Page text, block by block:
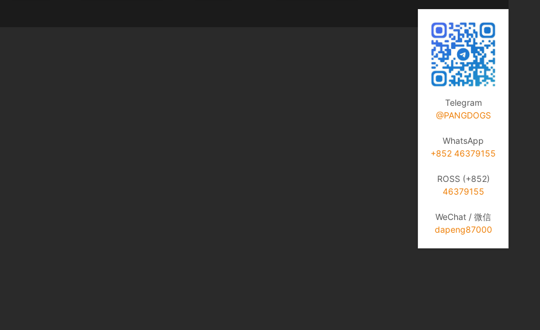
Telegram
@PANGDOGS
WhatsApp
+852 46379155
ROSS (+852)
46379155
WeChat / 微信
dapeng87000